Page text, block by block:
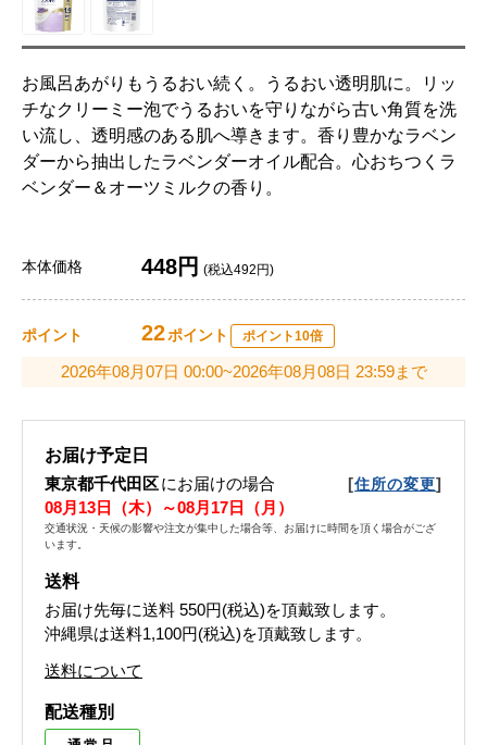
お風呂あがりもうるおい続く。うるおい透明肌に。リッ
チなクリーミー泡でうるおいを守りながら古い角質を洗
い流し、透明感のある肌へ導きます。香り豊かなラベン
ダーから抽出したラベンダーオイル配合。心おちつくラ
ベンダー＆オーツミルクの香り。
本体価格 448円 (税込492円)
ポイント 22ポイント ポイント10倍
2026年08月07日 00:00~2026年08月08日 23:59まで
お届け予定日
東京都千代田区にお届けの場合 [住所の変更]
08月13日（木）～08月17日（月）
交通状況・天候の影響や注文が集中した場合等、お届けに時間を頂く場合がござ
います。
送料
お届け先毎に送料 550円(税込)を頂戴致します。
沖縄県は送料1,100円(税込)を頂戴致します。
送料について
配送種別